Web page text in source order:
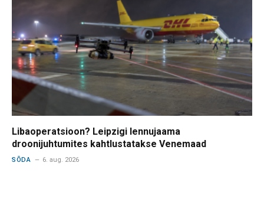
Libaoperatsioon? Leipzigi lennujaama
droonijuhtumites kahtlustatakse Venemaad
SÕDA 6. aug. 2026